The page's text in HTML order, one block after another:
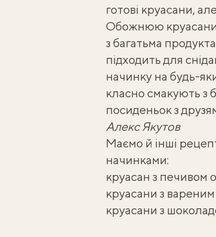
готові круасани,
Обожнюю круасани!
з багатьма
підходить для
начинку на будь-
класно смакують з
посиденьок з
Алекс Якутов
Маємо й інші
начинками:
круасан з печивом
круасани з
круасани з